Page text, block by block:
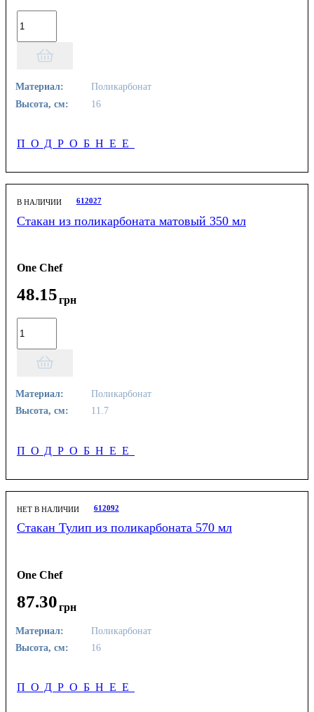
Материал:
Поликарбонат
Высота, см:
16
ПОДРОБНЕЕ
В НАЛИЧИИ 612027
Стакан из поликарбоната матовый 350 мл
One Chef
48.15грн
Материал:
Поликарбонат
Высота, см:
11.7
ПОДРОБНЕЕ
НЕТ В НАЛИЧИИ 612092
Стакан Тулип из поликарбоната 570 мл
One Chef
87.30грн
Материал:
Поликарбонат
Высота, см:
16
ПОДРОБНЕЕ